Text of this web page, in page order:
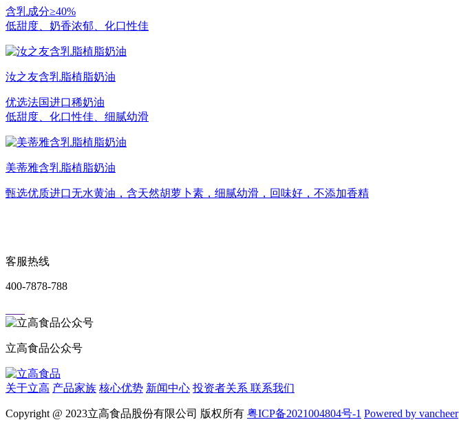
含乳成分≥40%
低甜度、奶香浓郁、化口性佳
汝之友含乳脂植脂奶油
优选法国进口稀奶油
低甜度、化口性佳、细腻幼滑
美蒂雅含乳脂植脂奶油
甄选优质进口无水黄油，含天然胡萝卜素，细腻幼滑，回味好，不添加香精
客服热线
400-7878-788
立高食品公众号
关于立高 产品家族 核心优势 新闻中心 投资者关系 联系我们
Copyright @ 2023立高食品股份有限公司 版权所有 粤ICP备2021004804号-1 Powered by vancheer